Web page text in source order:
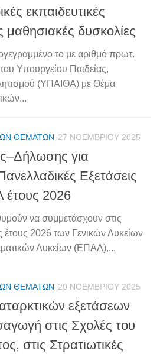
εκπαιδευτικές
μαθησιακές δυσκολίες
το με αριθμό πρωτ.
Υπουργείου Παιδείας,
(ΥΠΑΙΘΑ) με Θέμα
ΘΕΜΆΤΩΝ 27 ΝΟΕΜΒΡΊΟΥ 2025
για
Εξετάσεις
2026
να συμμετάσχουν στις
έτους 2026 των Γενικών Λυκείων
Λυκείων (ΕΠΑΛ),...
ΘΕΜΆΤΩΝ 20 ΝΟΕΜΒΡΊΟΥ 2025
εξετάσεων
στις Σχολές του
στις Στρατιωτικές